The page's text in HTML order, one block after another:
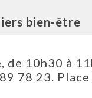
bien-être
10h30 à
78 23.